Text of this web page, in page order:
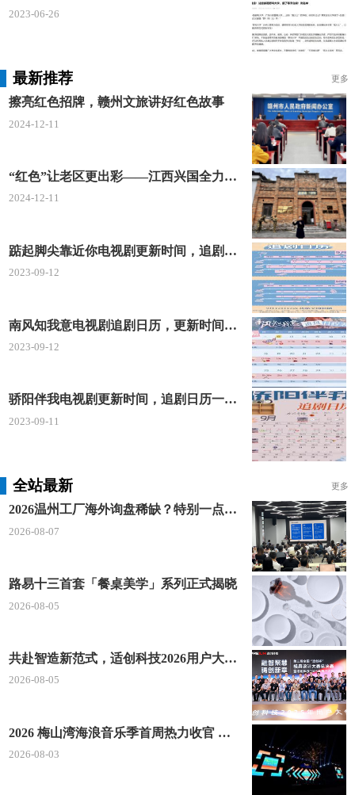
中国工业工程学院
中国国际工商管理学院
华北科技大学
北方医科大学
中北科技学院
华胧瓦侨国屋际商务学院
首都科技管理学院
首都财贸管理大学
首都经济贸易管理学院
首都科技职业技术学院
首都文理大学
2023-06-26
最新推荐 更多
擦亮红色招牌，赣州文旅讲好红色故事
2024-12-11
“红色”让老区更出彩——江西兴国全力打造红色文化传承发展创新示范区
2024-12-11
踮起脚尖靠近你电视剧更新时间，追剧日历及剧情简介
2023-09-12
南风知我意电视剧追剧日历，更新时间一览表
2023-09-12
骄阳伴我电视剧更新时间，追剧日历一览表
2023-09-11
全站最新 更多
2026温州工厂海外询盘稀缺？特别一点AI 短视频引流 + 麦穗智能获客谷歌定制独立站双渠道拓客！
2026-08-07
路易十三首套「餐桌美学」系列正式揭晓
2026-08-05
共赴智造新范式，适创科技2026用户大会将于深圳启幕
2026-08-05
2026 梅山湾海浪音乐季首周热力收官 文体旅深度融合点燃滨海夏日经济
2026-08-03